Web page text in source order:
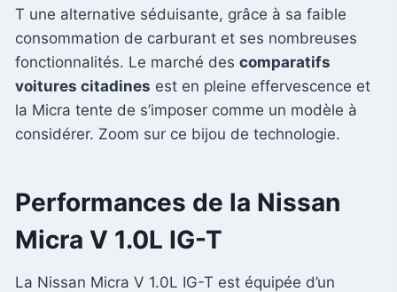
T une alternative séduisante, grâce à sa faible
consommation de carburant et ses nombreuses
fonctionnalités. Le marché des comparatifs
voitures citadines est en pleine effervescence et
la Micra tente de s’imposer comme un modèle à
considérer. Zoom sur ce bijou de technologie.
Performances de la Nissan
Micra V 1.0L IG-T
La Nissan Micra V 1.0L IG-T est équipée d’un